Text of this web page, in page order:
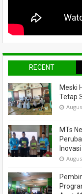
RECENT
Meski
Tetap
MTs
Inovasi